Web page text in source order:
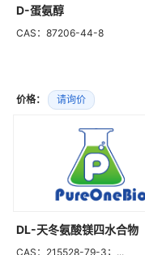
D-蛋氨醇
CAS：87206-44-8
价格： 请询价
DL-天冬氨酸镁四水合物
CAS：215528-79-3；...